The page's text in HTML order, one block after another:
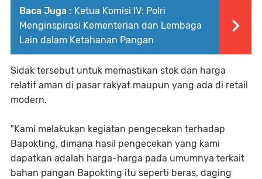
Baca Juga : Ketua Komisi IV: Polri
Menginspirasi Kementerian dan Lembaga
Lain dalam Ketahanan Pangan
Sidak tersebut untuk memastikan stok dan harga
relatif aman di pasar rakyat maupun yang ada di retail
modern.
"Kami melakukan kegiatan pengecekan terhadap
Bapokting, dimana hasil pengecekan yang kami
dapatkan adalah harga-harga pada umumnya terkait
bahan pangan Bapokting itu seperti beras, daging